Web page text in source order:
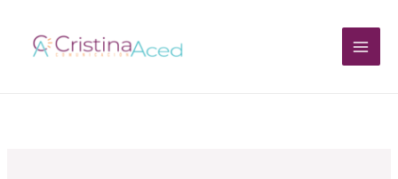
contenido